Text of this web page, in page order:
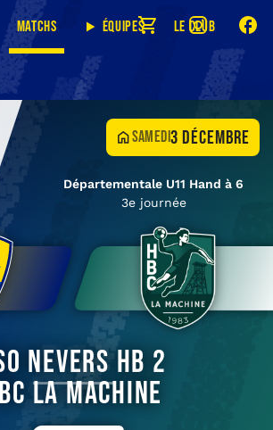
Matchs Équipes Le club
samedi3 décembre
Départementale U11 Hand à 6
3e journée
Nevers HB 2
La Machine